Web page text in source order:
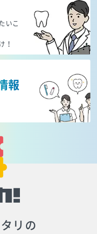
いこ
！
報
リの